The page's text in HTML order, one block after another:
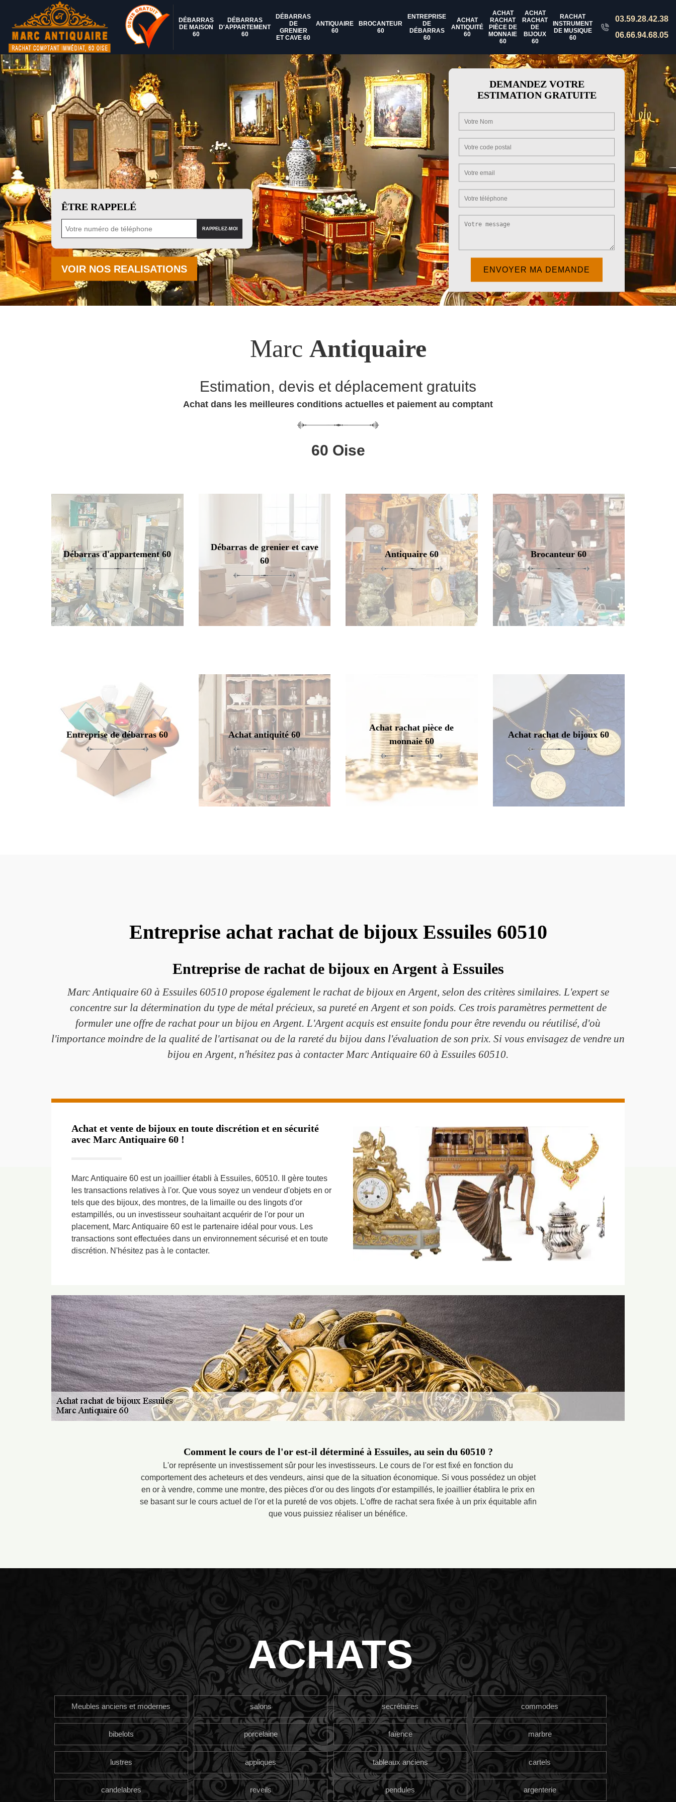
DÉBARRAS
DE MAISON
60
DÉBARRAS
D'APPARTEMENT
60
DÉBARRAS
DE
GRENIER
ET CAVE 60
ANTIQUAIRE
60
BROCANTEUR
60
ENTREPRISE
DE
DÉBARRAS
60
ACHAT
ANTIQUITÉ
60
ACHAT
RACHAT
PIÈCE DE
MONNAIE
60
ACHAT
RACHAT
DE
BIJOUX
60
RACHAT
INSTRUMENT
DE MUSIQUE
60
03.59.28.42.38
06.66.94.68.05
ÊTRE RAPPELÉ
VOIR NOS REALISATIONS
DEMANDEZ VOTRE
ESTIMATION GRATUITE
Marc Antiquaire
Estimation, devis et déplacement gratuits
Achat dans les meilleures conditions actuelles et paiement au comptant
60 Oise
Débarras d'appartement 60
Débarras de grenier et cave
60
Antiquaire 60 Brocanteur 60
Entreprise de débarras 60 Achat antiquité 60
Achat rachat pièce de
monnaie 60
Achat rachat de bijoux 60
Entreprise achat rachat de bijoux Essuiles 60510
Entreprise de rachat de bijoux en Argent à Essuiles
Marc Antiquaire 60 à Essuiles 60510 propose également le rachat de bijoux en Argent, selon des critères similaires. L'expert se
concentre sur la détermination du type de métal précieux, sa pureté en Argent et son poids. Ces trois paramètres permettent de
formuler une offre de rachat pour un bijou en Argent. L'Argent acquis est ensuite fondu pour être revendu ou réutilisé, d'où
l'importance moindre de la qualité de l'artisanat ou de la rareté du bijou dans l'évaluation de son prix. Si vous envisagez de vendre un
bijou en Argent, n'hésitez pas à contacter Marc Antiquaire 60 à Essuiles 60510.
Achat et vente de bijoux en toute discrétion et en sécurité
avec Marc Antiquaire 60 !
Marc Antiquaire 60 est un joaillier établi à Essuiles, 60510. Il gère toutes
les transactions relatives à l'or. Que vous soyez un vendeur d'objets en or
tels que des bijoux, des montres, de la limaille ou des lingots d'or
estampillés, ou un investisseur souhaitant acquérir de l'or pour un
placement, Marc Antiquaire 60 est le partenaire idéal pour vous. Les
transactions sont effectuées dans un environnement sécurisé et en toute
discrétion. N'hésitez pas à le contacter.
Comment le cours de l'or est-il déterminé à Essuiles, au sein du 60510 ?
L'or représente un investissement sûr pour les investisseurs. Le cours de l'or est fixé en fonction du
comportement des acheteurs et des vendeurs, ainsi que de la situation économique. Si vous possédez un objet
en or à vendre, comme une montre, des pièces d'or ou des lingots d'or estampillés, le joaillier établira le prix en
se basant sur le cours actuel de l'or et la pureté de vos objets. L'offre de rachat sera fixée à un prix équitable afin
que vous puissiez réaliser un bénéfice.
ACHATS
Meubles anciens et modernes salons secrétaires commodes
bibelots porcelaine faïence marbre
lustres appliques tableaux anciens cartels
candelabres reveils pendules argenterie